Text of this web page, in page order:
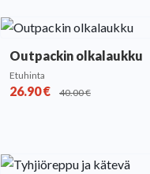
Outpackin olkalaukku
Etuhinta
26.90€ 40.00€